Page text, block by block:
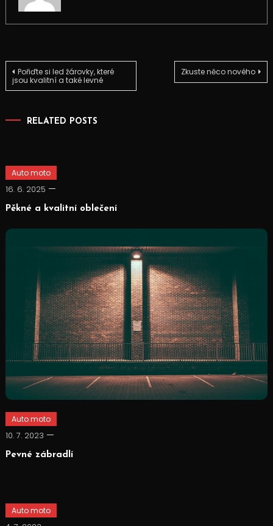
Navigace
příspěvek
Pořiďte si led žárovky, které
jsou kvalitní a také levné
Zkuste něco nového
RELATED POSTS
Auto moto
16. 6. 2025
Pěkné a kvalitní oblečení
Auto moto
10. 7. 2023
Pevné zábradlí
Auto moto